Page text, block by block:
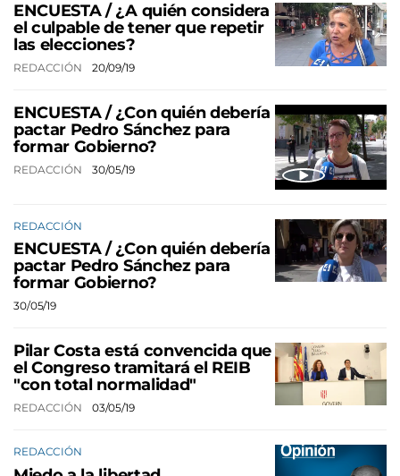
ENCUESTA / ¿A quién considera
el culpable de tener que repetir
las elecciones?
REDACCIÓN 20/09/19
ENCUESTA / ¿Con quién debería
pactar Pedro Sánchez para
formar Gobierno?
REDACCIÓN 30/05/19
REDACCIÓN
ENCUESTA / ¿Con quién debería
pactar Pedro Sánchez para
formar Gobierno?
30/05/19
Pilar Costa está convencida que
el Congreso tramitará el REIB
"con total normalidad"
REDACCIÓN 03/05/19
REDACCIÓN